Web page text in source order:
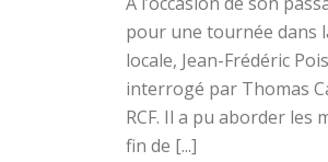
pour une tournée dans
locale, Jean-Frédéric
interrogé par Thomas
RCF. Il a pu aborder les
fin de [...]